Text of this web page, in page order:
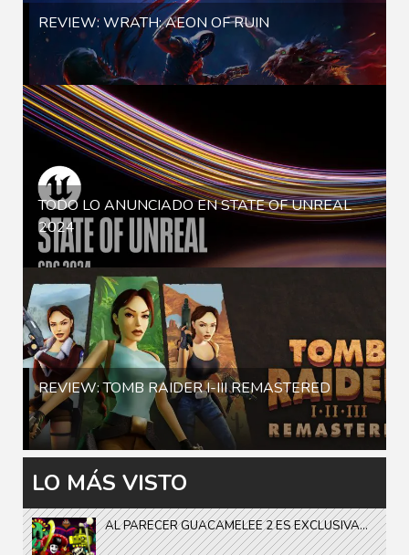
REVIEW: WRATH: AEON OF RUIN
TODO LO ANUNCIADO EN STATE OF UNREAL
2024
REVIEW: TOMB RAIDER I-III REMASTERED
LO MÁS VISTO
AL PARECER GUACAMELEE 2 ES EXCLUSIVA...